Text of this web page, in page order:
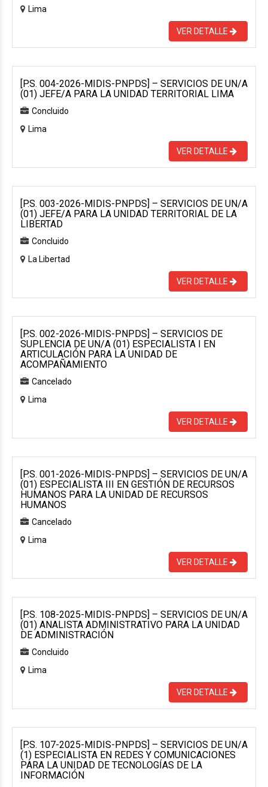
Lima
VER DETALLE
[P.S. 004-2026-MIDIS-PNPDS] – SERVICIOS DE UN/A
(01) JEFE/A PARA LA UNIDAD TERRITORIAL LIMA
Concluido
Lima
VER DETALLE
[P.S. 003-2026-MIDIS-PNPDS] – SERVICIOS DE UN/A
(01) JEFE/A PARA LA UNIDAD TERRITORIAL DE LA
LIBERTAD
Concluido
La Libertad
VER DETALLE
[P.S. 002-2026-MIDIS-PNPDS] – SERVICIOS DE
SUPLENCIA DE UN/A (01) ESPECIALISTA I EN
ARTICULACIÓN PARA LA UNIDAD DE
ACOMPAÑAMIENTO
Cancelado
Lima
VER DETALLE
[P.S. 001-2026-MIDIS-PNPDS] – SERVICIOS DE UN/A
(01) ESPECIALISTA III EN GESTIÓN DE RECURSOS
HUMANOS PARA LA UNIDAD DE RECURSOS
HUMANOS
Cancelado
Lima
VER DETALLE
[P.S. 108-2025-MIDIS-PNPDS] – SERVICIOS DE UN/A
(01) ANALISTA ADMINISTRATIVO PARA LA UNIDAD
DE ADMINISTRACIÓN
Concluido
Lima
VER DETALLE
[P.S. 107-2025-MIDIS-PNPDS] – SERVICIOS DE UN/A
(1) ESPECIALISTA EN REDES Y COMUNICACIONES
PARA LA UNIDAD DE TECNOLOGÍAS DE LA
INFORMACIÓN